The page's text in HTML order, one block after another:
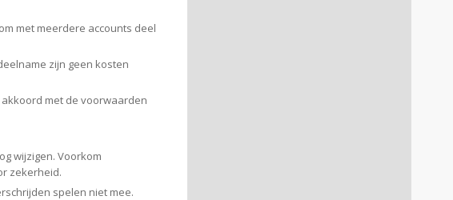
met meerdere accounts deel
zijn geen kosten
akkoord met de voorwaarden
wijzigen. Voorkom
zekerheid.
spelen niet mee.